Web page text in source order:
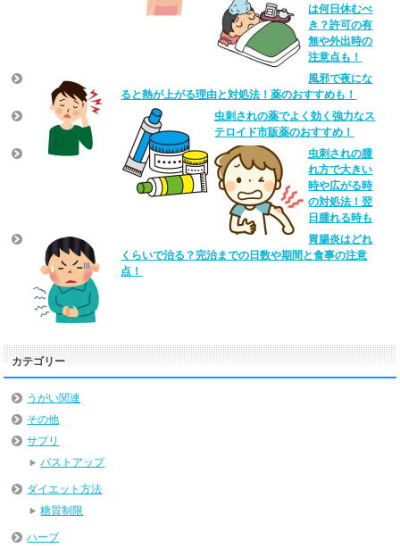
は何日休むべ
き？許可の有
無や外出時の
注意点も！
風邪で夜にな
ると熱が上がる理由と対処法！薬のおすすめも！
虫刺されの薬でよく効く強力なス
テロイド市販薬のおすすめ！
虫刺されの腫
れ方で大きい
時や広がる時
の対処法！翌
日腫れる時も
胃腸炎はどれ
くらいで治る？完治までの日数や期間と食事の注意
点！
カテゴリー
うがい関連
その他
サプリ
バストアップ
ダイエット方法
糖質制限
ハーブ